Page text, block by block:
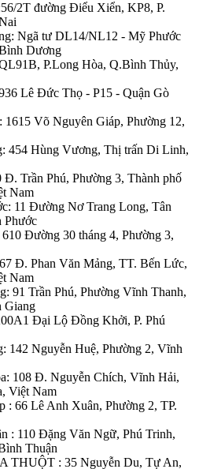
2T đường Điểu Xiển, KP8, P.
Ngã tư DL14/NL12 - Mỹ Phước
Dương
P.Long Hòa, Q.Bình Thủy,
Lê Đức Thọ - P15 - Quận Gò
Võ Nguyên Giáp, Phường 12,
454 Hùng Vương, Thị trấn Di Linh,
Trần Phú, Phường 3, Thành phố
Nam
11 Đường Nơ Trang Long, Tân
Phước
Đường 30 tháng 4, Phường 3,
Đ. Phan Văn Mảng, TT. Bến Lức,
Nam
91 Trần Phú, Phường Vĩnh Thanh,
Giang
Đại Lộ Đồng Khởi, P. Phú
142 Nguyễn Huệ, Phường 2, Vĩnh
108 Đ. Nguyễn Chích, Vĩnh Hải,
Việt Nam
66 Lê Anh Xuân, Phường 2, TP.
: 110 Đặng Văn Ngữ, Phú Trinh,
Thuận
THUỘT : 35 Nguyễn Du, Tự An,